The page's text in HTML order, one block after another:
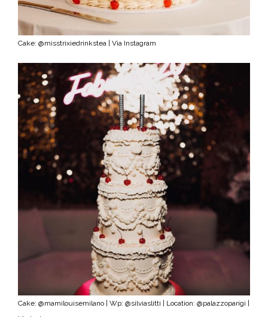
Cake: @misstrixiedrinkstea | Via Instagram
Cake: @mamilouisemilano | Wp: @silviaslitti | Location: @palazzoparigi |